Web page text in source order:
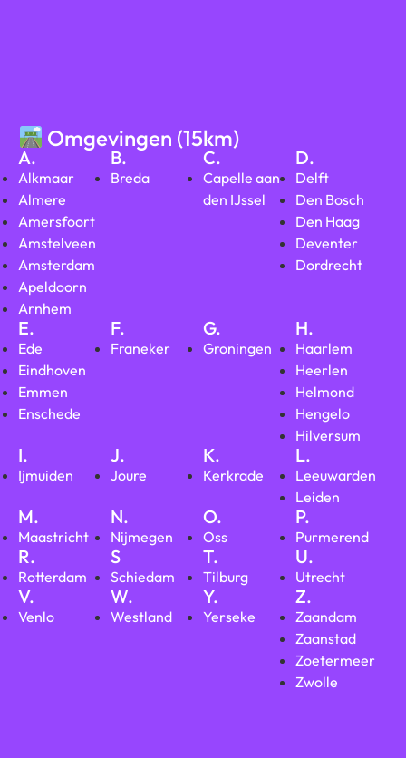
Omgevingen (15km)
A.
Alkmaar
Almere
Amersfoort
Amstelveen
Amsterdam
Apeldoorn
Arnhem
B.
Breda
C.
Capelle aan
den IJssel
D.
Delft
Den Bosch
Den Haag
Deventer
Dordrecht
E.
Ede
Eindhoven
Emmen
Enschede
F.
Franeker
G.
Groningen
H.
Haarlem
Heerlen
Helmond
Hengelo
Hilversum
I.
Ijmuiden
J.
Joure
K.
Kerkrade
L.
Leeuwarden
Leiden
M.
Maastricht
N.
Nijmegen
O.
Oss
P.
Purmerend
R.
Rotterdam
S
Schiedam
T.
Tilburg
U.
Utrecht
V.
Venlo
W.
Westland
Y.
Yerseke
Z.
Zaandam
Zaanstad
Zoetermeer
Zwolle